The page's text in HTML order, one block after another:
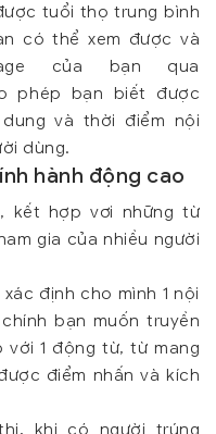
tuổi thọ trung bình
có thể xem được và
của bạn qua
phép bạn biết được
và thời điểm nội
dùng.
hành động cao
kết hợp vơi những từ
gia của nhiều người
định cho mình 1 nội
bạn muốn truyền
1 động từ, từ mang
điểm nhấn và kích
khi có người trúng